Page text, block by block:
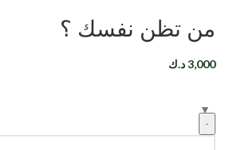
من تظن نفسك ؟
3,000د.ك